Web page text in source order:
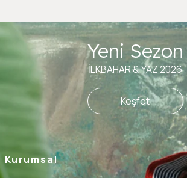
Kurumsal
Yeni Sezon
İLKBAHAR & YAZ 2026
Keşfet